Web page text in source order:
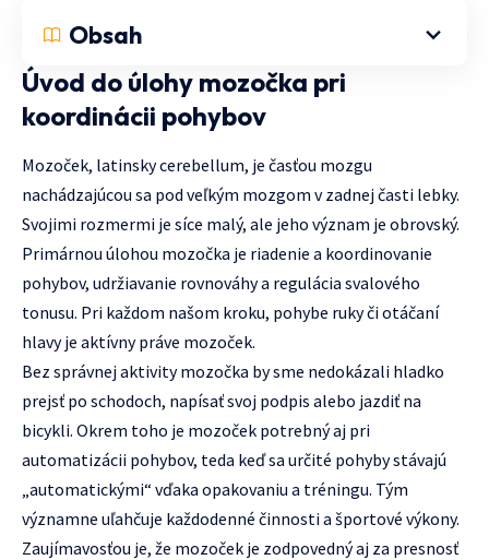
Obsah
Úvod do úlohy mozočka pri
koordinácii pohybov
Mozoček, latinsky cerebellum, je časťou mozgu
nachádzajúcou sa pod veľkým mozgom v zadnej časti lebky.
Svojimi rozmermi je síce malý, ale jeho význam je obrovský.
Primárnou úlohou mozočka je riadenie a koordinovanie
pohybov, udržiavanie rovnováhy a regulácia svalového
tonusu. Pri každom našom kroku, pohybe ruky či otáčaní
hlavy je aktívny práve mozoček.
Bez správnej aktivity mozočka by sme nedokázali hladko
prejsť po schodoch, napísať svoj podpis alebo jazdiť na
bicykli. Okrem toho je mozoček potrebný aj pri
automatizácii pohybov, teda keď sa určité pohyby stávajú
„automatickými“ vďaka opakovaniu a tréningu. Tým
významne uľahčuje každodenné činnosti a športové výkony.
Zaujímavosťou je, že mozoček je zodpovedný aj za presnosť